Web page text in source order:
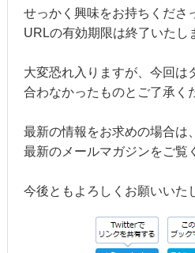
せっかく興味をお持ちくださ
URLの有効期限は終了いたし
大変恐れ入りますが、今回は
合わなかったものとご了承く
最新の情報をお求めの場合は、
最新のメールマガジンをご覧
今後ともよろしくお願いいた